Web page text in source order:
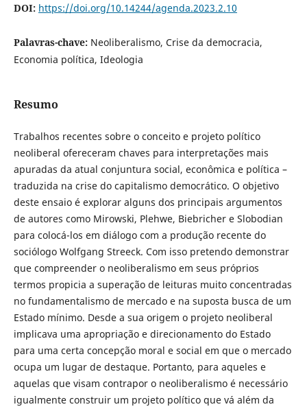
DOI: https://doi.org/10.14244/agenda.2023.2.10
Palavras-chave: Neoliberalismo, Crise da democracia,
Economia política, Ideologia
Resumo
Trabalhos recentes sobre o conceito e projeto político
neoliberal ofereceram chaves para interpretações mais
apuradas da atual conjuntura social, econômica e política –
traduzida na crise do capitalismo democrático. O objetivo
deste ensaio é explorar alguns dos principais argumentos
de autores como Mirowski, Plehwe, Biebricher e Slobodian
para colocá-los em diálogo com a produção recente do
sociólogo Wolfgang Streeck. Com isso pretendo demonstrar
que compreender o neoliberalismo em seus próprios
termos propicia a superação de leituras muito concentradas
no fundamentalismo de mercado e na suposta busca de um
Estado mínimo. Desde a sua origem o projeto neoliberal
implicava uma apropriação e direcionamento do Estado
para uma certa concepção moral e social em que o mercado
ocupa um lugar de destaque. Portanto, para aqueles e
aquelas que visam contrapor o neoliberalismo é necessário
igualmente construir um projeto político que vá além da